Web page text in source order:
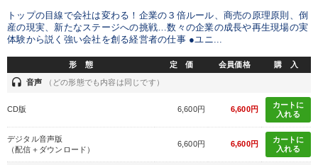
トップの目線で会社は変わる！企業の３倍ルール、商売の原理原則、倒
産の現実、新たなステージへの挑戦…数々の企業の成長や再生現場の実
体験から説く強い会社を創る経営者の仕事 ●ユニ...
形 態 定 価 会員価格 購 入
headset 音声 （どの形態でも内容は同じです）
CD版 6,600円 6,600円
カートに
入れる
デジタル音声版
（配信＋ダウンロード）
6,600円 6,600円
カートに
入れる